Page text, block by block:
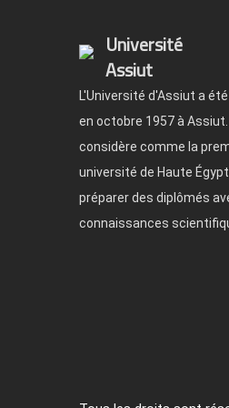
Université
Assiut
L'Université d'Assiut a
en octobre 1957 à Assiut.
considère comme la
université de Haute
préparer des diplômés
connaissances